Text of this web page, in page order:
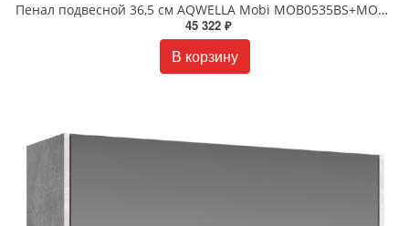
Пенал подвесной 36,5 см AQWELLA Mobi MOB0535BS+MOB0735BS Бетон светлый
45 322 ₽
В корзину